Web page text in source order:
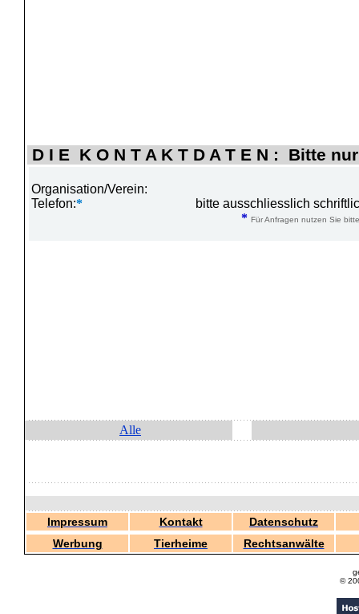
D I E K O N T A K T D A T E N : Bitte
Organisation/Verein:
Telefon:*
bitte ausschliesslich
* Für Anfragen nutzen Sie
Alle
Impressum Kontakt
Datenschutz
Werbung
Tierheime Rechtsanwälte
©